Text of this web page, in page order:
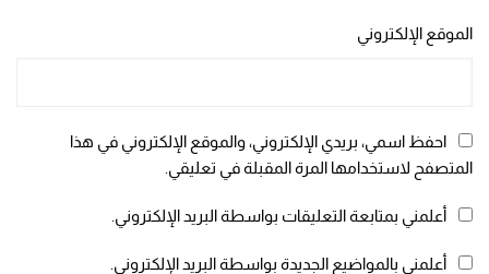
الموقع الإلكتروني
احفظ اسمي، بريدي الإلكتروني، والموقع الإلكتروني في هذا
المتصفح لاستخدامها المرة المقبلة في تعليقي.
أعلمني بمتابعة التعليقات بواسطة البريد الإلكتروني.
أعلمني بالمواضيع الجديدة بواسطة البريد الإلكتروني.